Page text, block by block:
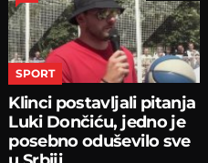
SPORT
Klinci postavljali pitanja
Luki Dončiću, jedno je
posebno oduševilo sve